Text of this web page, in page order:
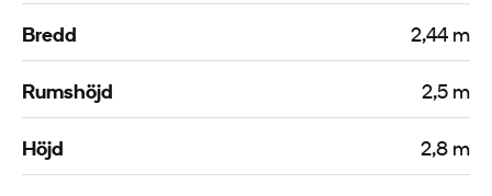
Bredd 2,44 m
Rumshöjd 2,5 m
Höjd 2,8 m